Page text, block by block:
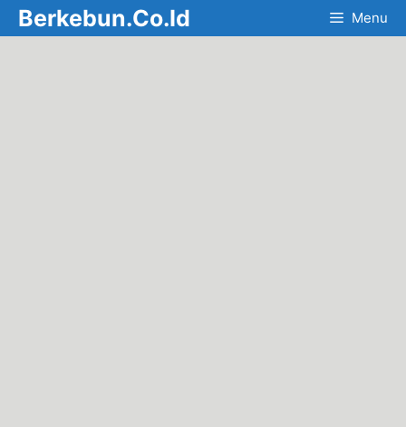
Skip
to
Berkebun.Co.Id Menu